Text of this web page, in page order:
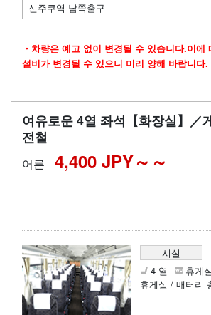
신주쿠역 남쪽출구
・차량은 예고 없이 변경될 수 있습니다.이에
설비가 변경될 수 있으니 미리 양해 바랍니다.
여유로운 4열 좌석【화장실】／
전철
어른 4,400 JPY～
시설
4 열
휴게실
휴게실 / 배터리